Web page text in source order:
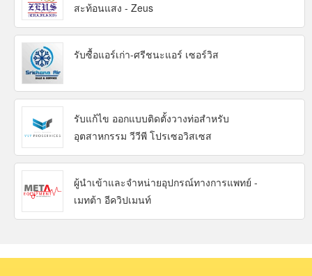
สะท้อนแสง - Zeus
รับซื้อแอร์เก่า-ศรีชนะแอร์ เซอร์วิส
รับแก้ไข ออกแบบติดตั้งวางท่อสำหรับ
อุตสาหกรรม วีวีพี โปรเซอวิสเซส
ผู้นำเข้าและจำหน่ายอุปกรณ์ทางการแพทย์ -
เมทต้า อีควิปเมนท์